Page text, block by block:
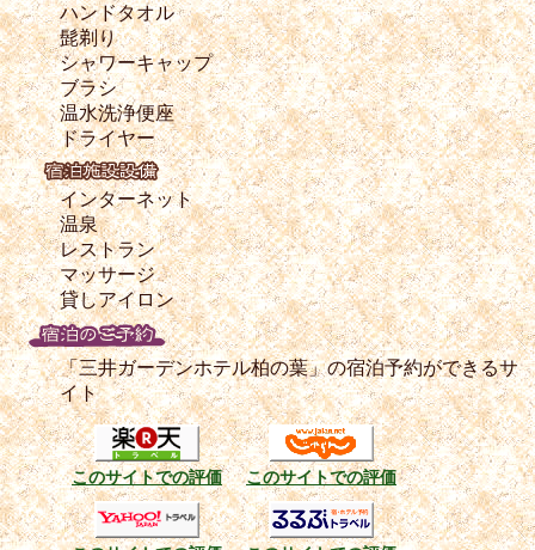
ハンドタオル
髭剃り
シャワーキャップ
ブラシ
温水洗浄便座
ドライヤー
インターネット
温泉
レストラン
マッサージ
貸しアイロン
「三井ガーデンホテル柏の葉」の宿泊予約ができるサ
イト
このサイトでの評価 このサイトでの評価